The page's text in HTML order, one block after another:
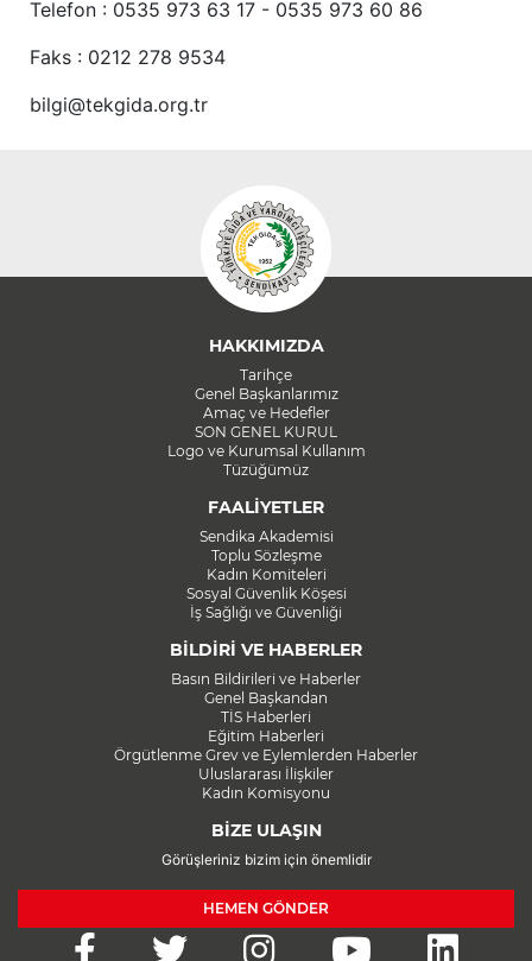
Telefon : 0535 973 63 17 - 0535 973 60 86
Faks : 0212 278 9534
bilgi@tekgida.org.tr
HAKKIMIZDA
Tarihçe
Genel Başkanlarımız
Amaç ve Hedefler
SON GENEL KURUL
Logo ve Kurumsal Kullanım
Tüzüğümüz
FAALİYETLER
Sendika Akademisi
Toplu Sözleşme
Kadın Komiteleri
Sosyal Güvenlik Köşesi
İş Sağlığı ve Güvenliği
BİLDİRİ VE HABERLER
Basın Bildirileri ve Haberler
Genel Başkandan
TİS Haberleri
Eğitim Haberleri
Örgütlenme Grev ve Eylemlerden Haberler
Uluslararası İlişkiler
Kadın Komisyonu
BİZE ULAŞIN
Görüşleriniz bizim için önemlidir
HEMEN GÖNDER